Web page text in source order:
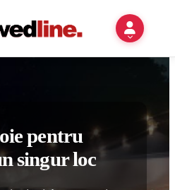
pentru
singur loc